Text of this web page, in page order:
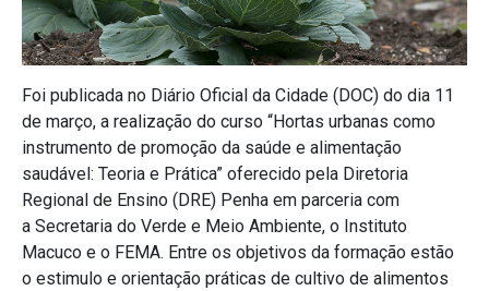
Foi publicada no Diário Oficial da Cidade (DOC) do dia 11
de março, a realização do curso “Hortas urbanas como
instrumento de promoção da saúde e alimentação
saudável: Teoria e Prática” oferecido pela Diretoria
Regional de Ensino (DRE) Penha em parceria com
a Secretaria do Verde e Meio Ambiente, o Instituto
Macuco e o FEMA. Entre os objetivos da formação estão
o estimulo e orientação práticas de cultivo de alimentos